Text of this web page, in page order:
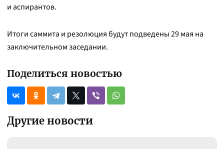
и аспирантов.
Итоги саммита и резолюция будут подведены 29 мая на
заключительном заседании.
Поделиться новостью
Другие новости